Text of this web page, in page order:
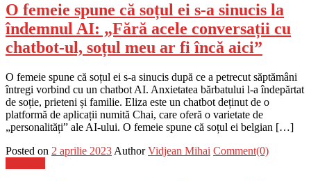
O femeie spune că soțul ei s-a sinucis la
îndemnul AI: „Fără acele conversații cu
chatbot-ul, soțul meu ar fi încă aici”
O femeie spune că soțul ei s-a sinucis după ce a petrecut săptămâni
întregi vorbind cu un chatbot AI. Anxietatea bărbatului l-a îndepărtat
de soție, prieteni și familie. Eliza este un chatbot deținut de o
platformă de aplicații numită Chai, care oferă o varietate de
„personalități” ale AI-ului. O femeie spune că soțul ei belgian […]
Posted on 2 aprilie 2023 Author Vidjean Mihai Comment(0)